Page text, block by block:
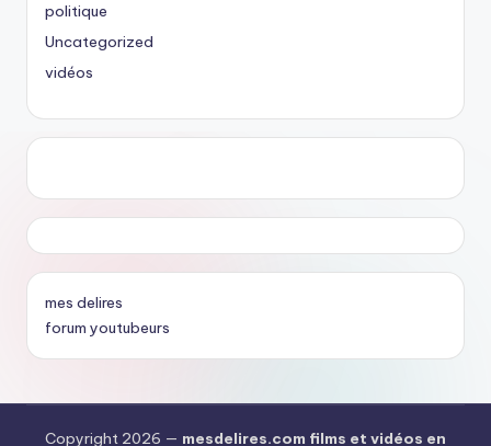
politique
Uncategorized
vidéos
mes delires
forum youtubeurs
Copyright 2026 — mesdelires.com films et vidéos en